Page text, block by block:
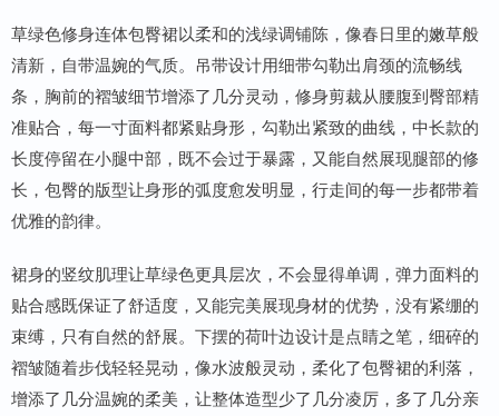
草绿色修身连体包臀裙以柔和的浅绿调铺陈，像春日里的嫩草般
清新，自带温婉的气质。吊带设计用细带勾勒出肩颈的流畅线
条，胸前的褶皱细节增添了几分灵动，修身剪裁从腰腹到臀部精
准贴合，每一寸面料都紧贴身形，勾勒出紧致的曲线，中长款的
长度停留在小腿中部，既不会过于暴露，又能自然展现腿部的修
长，包臀的版型让身形的弧度愈发明显，行走间的每一步都带着
优雅的韵律。
裙身的竖纹肌理让草绿色更具层次，不会显得单调，弹力面料的
贴合感既保证了舒适度，又能完美展现身材的优势，没有紧绷的
束缚，只有自然的舒展。下摆的荷叶边设计是点睛之笔，细碎的
褶皱随着步伐轻轻晃动，像水波般灵动，柔化了包臀裙的利落，
增添了几分温婉的柔美，让整体造型少了几分凌厉，多了几分亲